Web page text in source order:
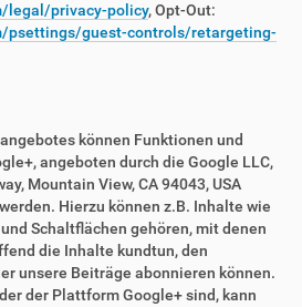
legal/privacy-policy, Opt-Out:
psettings/guest-controls/retargeting-
können Funktionen und
angeboten durch die Google LLC,
Mountain View, CA 94043, USA
Hierzu können z.B. Inhalte wie
Schaltflächen gehören, mit denen
die Inhalte kundtun, den
unsere Beiträge abonnieren können.
der Plattform Google+ sind, kann